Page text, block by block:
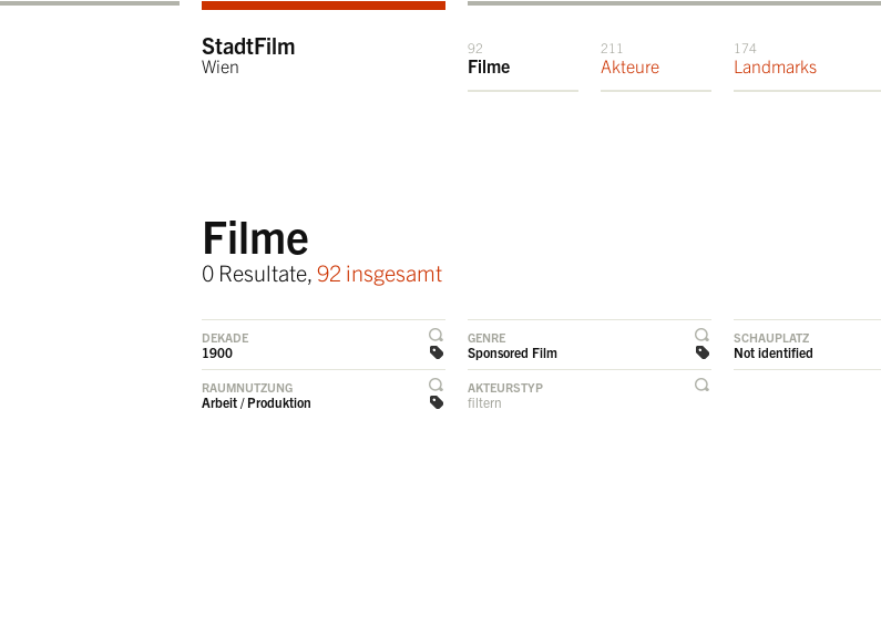
StadtFilm
Wien
92
Filme
211
Akteure
174
Landmarks
Filme
0 Resultate, 92 insgesamt
DEKADE
1900
GENRE
Sponsored Film
SCHAUPLATZ
Not identified
RAUMNUTZUNG
Arbeit / Produktion
AKTEURSTYP
filtern